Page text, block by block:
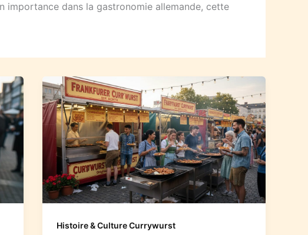
importance dans la gastronomie allemande, cette
Histoire & Culture Currywurst